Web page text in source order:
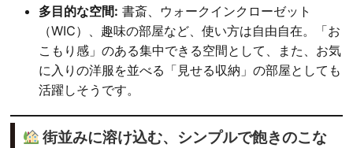
多目的な空間: 書斎、ウォークインクローゼット
（WIC）、趣味の部屋など、使い方は自由自在。「お
こもり感」のある集中できる空間として、また、お気
に入りの洋服を並べる「見せる収納」の部屋としても
活躍しそうです。
街並みに溶け込む、シンプルで飽きのこな